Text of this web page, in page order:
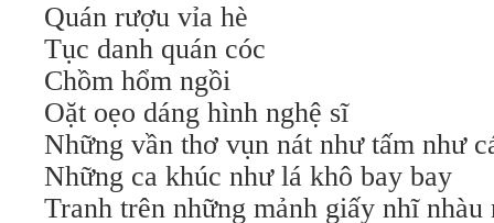
Quán rượu vỉa hè
Tục danh quán cóc
Chồm hổm ngồi
Oặt oẹo dáng hình nghệ sĩ
Những vần thơ vụn nát như tấm như
Những ca khúc như lá khô bay bay
Tranh trên những mảnh giấy nhĩ nhàu